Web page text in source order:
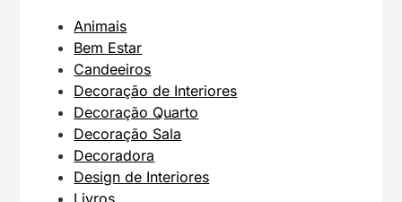
Animais
Bem Estar
Candeeiros
Decoração de Interiores
Decoração Quarto
Decoração Sala
Decoradora
Design de Interiores
Livros